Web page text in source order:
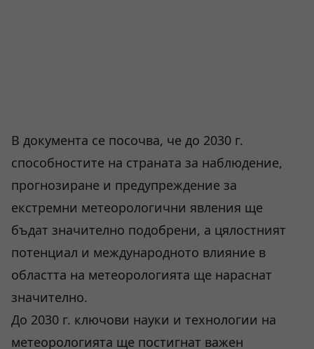
В документа се посочва, че до 2030 г.
способностите на страната за наблюдение,
прогнозиране и предупреждение за
екстремни метеорологични явления ще
бъдат значително подобрени, а цялостният
потенциал и международното влияние в
областта на метеорологията ще нараснат
значително.
До 2030 г. ключови науки и технологии на
метеорологията ще постигнат важен